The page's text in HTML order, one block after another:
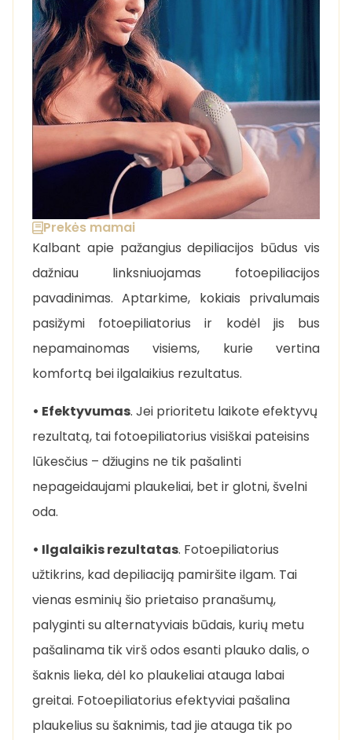
Prekės mamai
Kalbant apie pažangius depiliacijos būdus vis
dažniau linksniuojamas fotoepiliacijos
pavadinimas. Aptarkime, kokiais privalumais
pasižymi fotoepiliatorius ir kodėl jis bus
nepamainomas visiems, kurie vertina
komfortą bei ilgalaikius rezultatus.
• Efektyvumas. Jei prioritetu laikote efektyvų
rezultatą, tai fotoepiliatorius visiškai pateisins
lūkesčius – džiugins ne tik pašalinti
nepageidaujami plaukeliai, bet ir glotni, švelni
oda.
• Ilgalaikis rezultatas. Fotoepiliatorius
užtikrins, kad depiliaciją pamiršite ilgam. Tai
vienas esminių šio prietaiso pranašumų,
palyginti su alternatyviais būdais, kurių metu
pašalinama tik virš odos esanti plauko dalis, o
šaknis lieka, dėl ko plaukeliai atauga labai
greitai. Fotoepiliatorius efektyviai pašalina
plaukelius su šaknimis, tad jie atauga tik po